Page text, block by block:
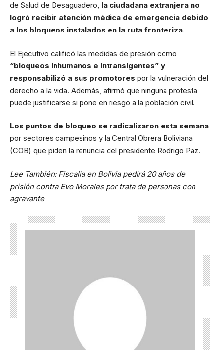
de Salud de Desaguadero, la ciudadana extranjera no
logró recibir atención médica de emergencia debido
a los bloqueos instalados en la ruta fronteriza.
El Ejecutivo calificó las medidas de presión como
“bloqueos inhumanos e intransigentes” y
responsabilizó a sus promotores por la vulneración del
derecho a la vida. Además, afirmó que ninguna protesta
puede justificarse si pone en riesgo a la población civil.
Los puntos de bloqueo se radicalizaron esta semana
por sectores campesinos y la Central Obrera Boliviana
(COB) que piden la renuncia del presidente Rodrigo Paz.
Lee También: Fiscalía en Bolivia pedirá 20 años de
prisión contra Evo Morales por trata de personas con
agravante